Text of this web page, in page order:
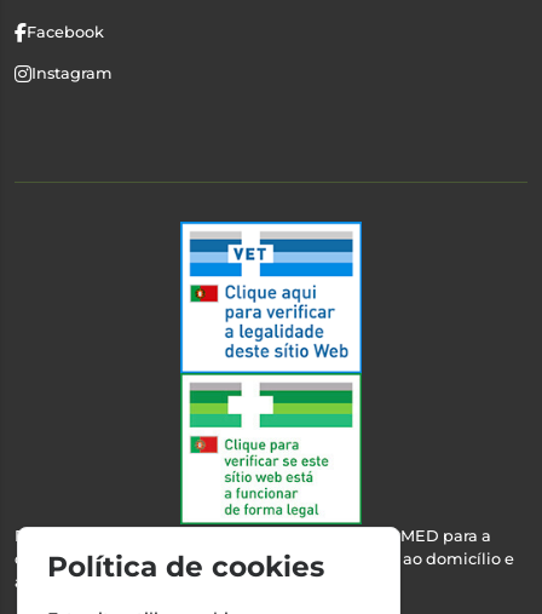
Facebook
Instagram
Esta farmácia encontra-se autorizada pelo INFARMED para a
dispensa de medicamentos e produtos de saúde ao domicílio e
através da internet.
Política de cookies